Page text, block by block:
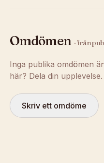
Omdömen · från
Inga publika omdömen
här? Dela din upplevelse.
Skriv ett omdöme